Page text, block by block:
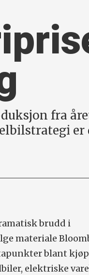
fra
er
brudd i
materiale
blant
elektriske